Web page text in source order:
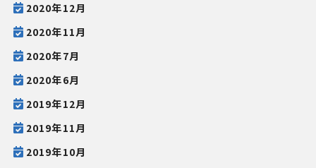
2020年12月
2020年11月
2020年7月
2020年6月
2019年12月
2019年11月
2019年10月